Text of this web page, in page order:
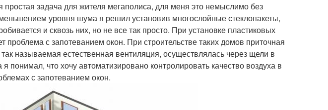
задача для жителя мегаполиса, для меня это немыслимо без
уровня шума я решил установив многослойные стеклопакеты,
и сквозь них, но не все так просто. При установке пластиковых
проблема с запотеванием окон. При строительстве таких домов приточная
называемая естественная вентиляция, осуществлялась через щели в
понимал, что хочу автоматизировано контролировать качество воздуха в
с запотеванием окон.